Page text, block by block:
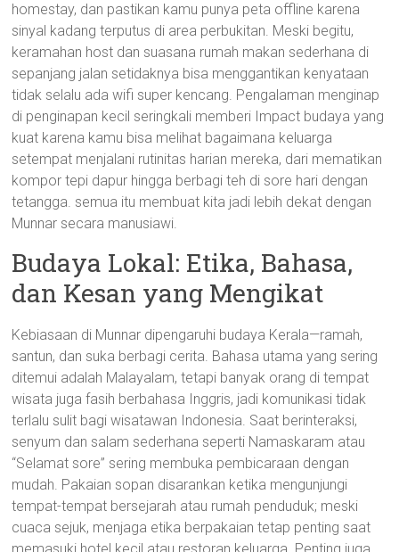
homestay, dan pastikan kamu punya peta offline karena
sinyal kadang terputus di area perbukitan. Meski begitu,
keramahan host dan suasana rumah makan sederhana di
sepanjang jalan setidaknya bisa menggantikan kenyataan
tidak selalu ada wifi super kencang. Pengalaman menginap
di penginapan kecil seringkali memberi Impact budaya yang
kuat karena kamu bisa melihat bagaimana keluarga
setempat menjalani rutinitas harian mereka, dari mematikan
kompor tepi dapur hingga berbagi teh di sore hari dengan
tetangga. semua itu membuat kita jadi lebih dekat dengan
Munnar secara manusiawi.
Budaya Lokal: Etika, Bahasa,
dan Kesan yang Mengikat
Kebiasaan di Munnar dipengaruhi budaya Kerala—ramah,
santun, dan suka berbagi cerita. Bahasa utama yang sering
ditemui adalah Malayalam, tetapi banyak orang di tempat
wisata juga fasih berbahasa Inggris, jadi komunikasi tidak
terlalu sulit bagi wisatawan Indonesia. Saat berinteraksi,
senyum dan salam sederhana seperti Namaskaram atau
“Selamat sore” sering membuka pembicaraan dengan
mudah. Pakaian sopan disarankan ketika mengunjungi
tempat-tempat bersejarah atau rumah penduduk; meski
cuaca sejuk, menjaga etika berpakaian tetap penting saat